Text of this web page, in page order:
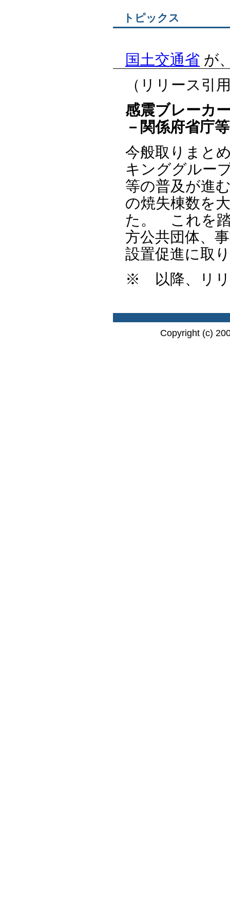
トピックス
国土交通省 が
（リリース引
感震ブレーカ
－関係府省庁
今般取りまと
キンググルー
等の普及が進
の焼失棟数を
た。 これを踏
方公共団体、
設置促進に取
※ 以降、リリ
Copyright (c)